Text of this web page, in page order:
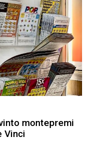
montepremi
Vinci